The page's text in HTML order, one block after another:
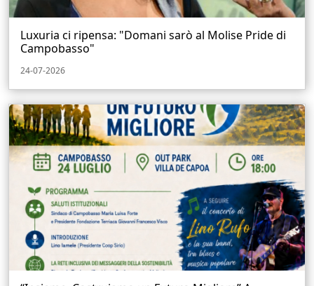
Luxuria ci ripensa: "Domani sarò al Molise Pride di
Campobasso"
24-07-2026